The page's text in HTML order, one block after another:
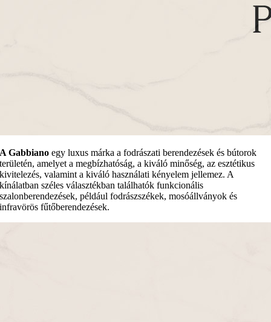
A Gabbianoegy luxus márka a fodrászati berendezések és bútorok
területén, amelyet a megbízhatóság, a kiváló minőség, az esztétikus
kivitelezés, valamint a kiváló használati kényelem jellemez. A
kínálatban széles választékban találhatók funkcionális
szalonberendezések, például fodrászszékek, mosóállványok és
infravörös fűtőberendezések.